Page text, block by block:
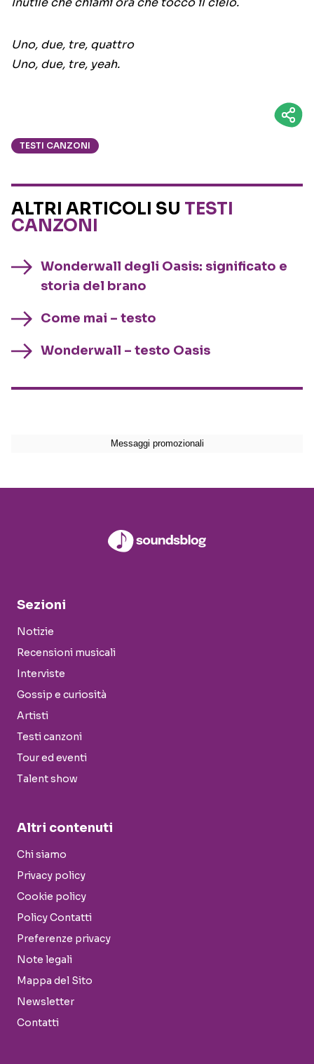
Uno, due, tre, quattro
Uno, due, tre, yeah.
TESTI CANZONI
ALTRI ARTICOLI SU TESTI
CANZONI
Wonderwall degli Oasis: significato e
storia del brano
Come mai – testo
Wonderwall – testo Oasis
Sezioni
Notizie
Recensioni musicali
Interviste
Gossip e curiosità
Artisti
Testi canzoni
Tour ed eventi
Talent show
Altri contenuti
Chi siamo
Privacy policy
Cookie policy
Policy Contatti
Preferenze privacy
Note legali
Mappa del Sito
Newsletter
Contatti